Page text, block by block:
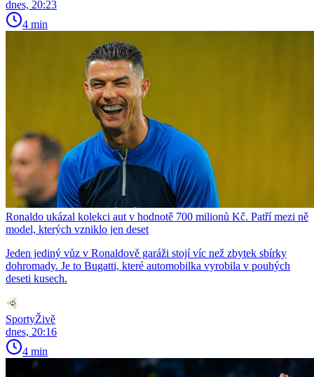
dnes, 20:23
4 min
Ronaldo ukázal kolekci aut v hodnotě 700 milionů Kč. Patří mezi ně
model, kterých vzniklo jen deset
Jeden jediný vůz v Ronaldově garáži stojí víc než zbytek sbírky
dohromady. Je to Bugatti, které automobilka vyrobila v pouhých
deseti kusech.
SportyŽivě
dnes, 20:16
4 min